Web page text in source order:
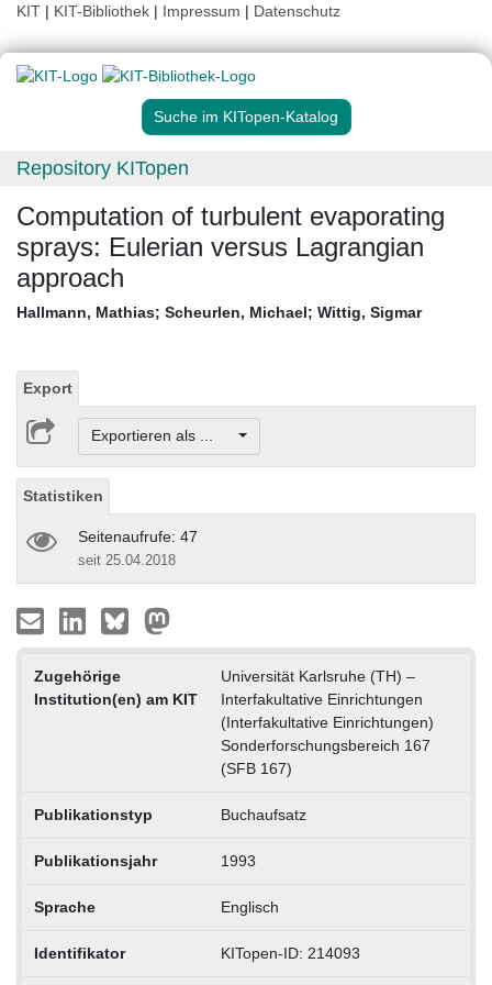
KIT | KIT-Bibliothek | Impressum | Datenschutz
Suche im KITopen-Katalog
Repository KITopen
Computation of turbulent evaporating
sprays: Eulerian versus Lagrangian
approach
Hallmann, Mathias; Scheurlen, Michael; Wittig, Sigmar
Export
Exportieren als ...
Statistiken
Seitenaufrufe: 47
seit 25.04.2018
Zugehörige
Institution(en) am KIT
Universität Karlsruhe (TH) –
Interfakultative Einrichtungen
(Interfakultative Einrichtungen)
Sonderforschungsbereich 167
(SFB 167)
Publikationstyp Buchaufsatz
Publikationsjahr 1993
Sprache Englisch
Identifikator KITopen-ID: 214093